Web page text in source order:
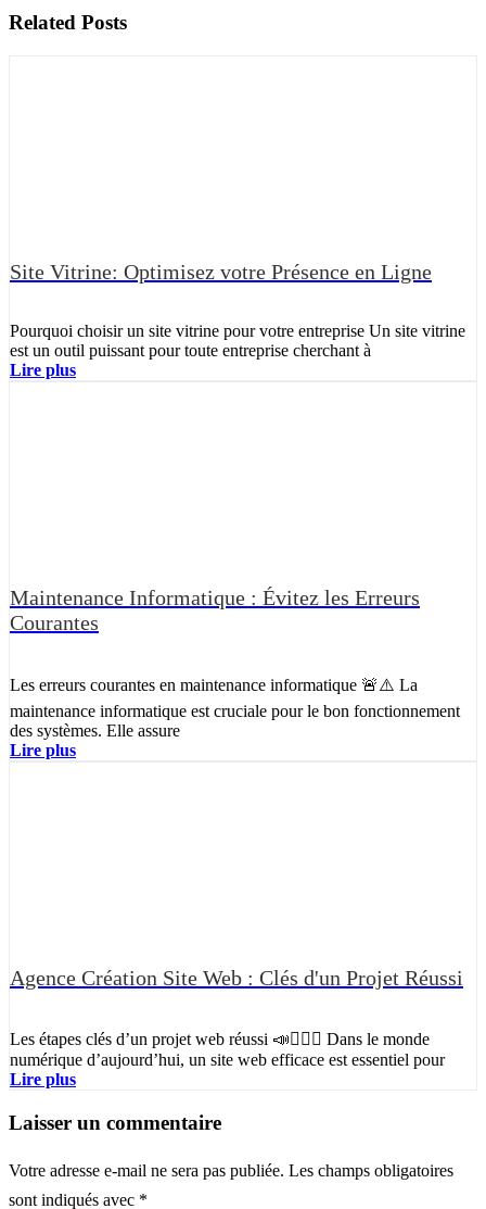
Related Posts
Site Vitrine: Optimisez votre Présence en Ligne
Pourquoi choisir un site vitrine pour votre entreprise Un site vitrine
est un outil puissant pour toute entreprise cherchant à
Lire plus
Maintenance Informatique : Évitez les Erreurs
Courantes
Les erreurs courantes en maintenance informatique 🚨⚠️ La
maintenance informatique est cruciale pour le bon fonctionnement
des systèmes. Elle assure
Lire plus
Agence Création Site Web : Clés d'un Projet Réussi
Les étapes clés d’un projet web réussi 📣✍🏻✅ Dans le monde
numérique d’aujourd’hui, un site web efficace est essentiel pour
Lire plus
Laisser un commentaire
Votre adresse e-mail ne sera pas publiée. Les champs obligatoires
sont indiqués avec *